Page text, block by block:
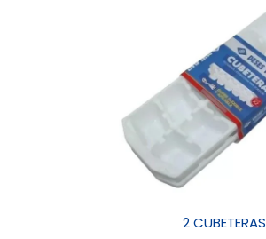
2 CUBETERAS